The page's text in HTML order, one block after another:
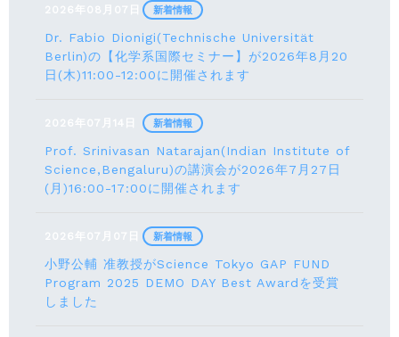
2026年08月07日
Dr. Fabio Dionigi(Technische Universität
Berlin)の【化学系国際セミナー】が2026年8⽉20
⽇(⽊)11:00-12:00に開催されます
新着情報
2026年07月14日
Prof. Srinivasan Natarajan(Indian Institute of
Science,Bengaluru)の講演会が2026年7月27⽇
(月)16:00-17:00に開催されます
新着情報
2026年07月07日
小野公輔 准教授がScience Tokyo GAP FUND
Program 2025 DEMO DAY Best Awardを受賞
しました
新着情報